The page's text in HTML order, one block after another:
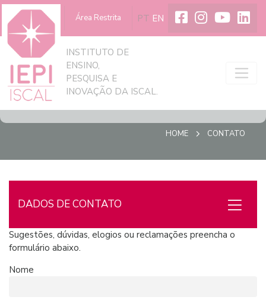
A Iscal Área Restrita PT EN
INSTITUTO DE
ENSINO,
PESQUISA E
INOVAÇÃO DA ISCAL.
HOME CONTATO
DADOS DE CONTATO
Sugestões, dúvidas, elogios ou reclamações preencha o
formulário abaixo.
Nome